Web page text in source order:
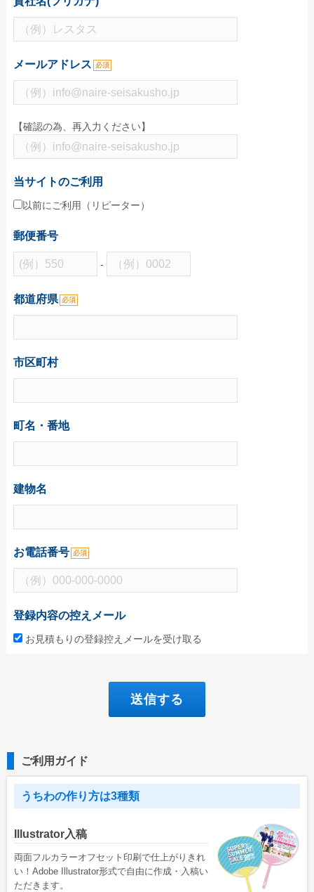
物件情報関係
各種展示会用
大学法人・専門学校
飲食店集客用
暑中見舞いご挨拶
イベント向け特集
無地うちわ
スポーツ応援うちわ
町内会のお祭りうちわ
こども向けイベント
学校(運動会・文化祭)
うちわコラム
HOW TO うちわ作り
うちわ広告について
グループサイト
レスタス
印鑑・ゴム印製作所
お名前シール製作所
メールアドレス 必須
【確認の為、再入力ください】
当サイトのご利用
以前にご利用（リピーター）
郵便番号
-
都道府県 必須
市区町村
町名・番地
建物名
お電話番号 必須
登録内容の控えメール
お見積もりの登録控えメールを受け取る
ご利用ガイド
うちわの作り方は3種類
Illustrator入稿
両面フルカラーオフセット印刷で仕上がりきれ
い！Adobe Illustrator形式で自由に作成・入稿い
ただきます。